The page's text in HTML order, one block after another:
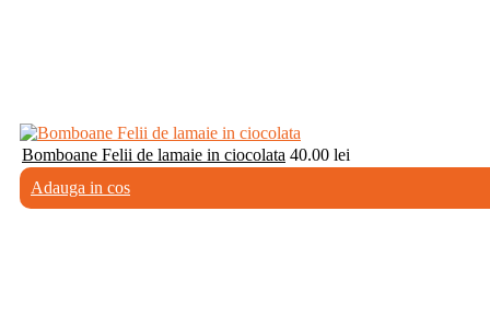
Bomboane Felii de lamaie in ciocolata 40.00 lei
Adauga in cos